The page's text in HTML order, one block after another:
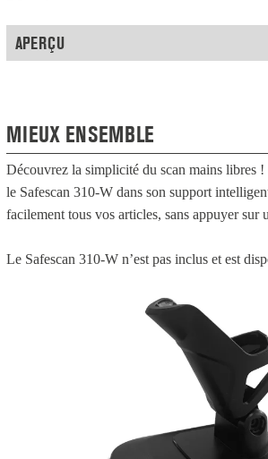
APERÇU
MIEUX ENSEMBLE
Découvrez la simplicité du scan mains libres
le Safescan 310-W dans son support
facilement tous vos articles, sans appuyer sur
Le Safescan 310-W n’est pas inclus et est